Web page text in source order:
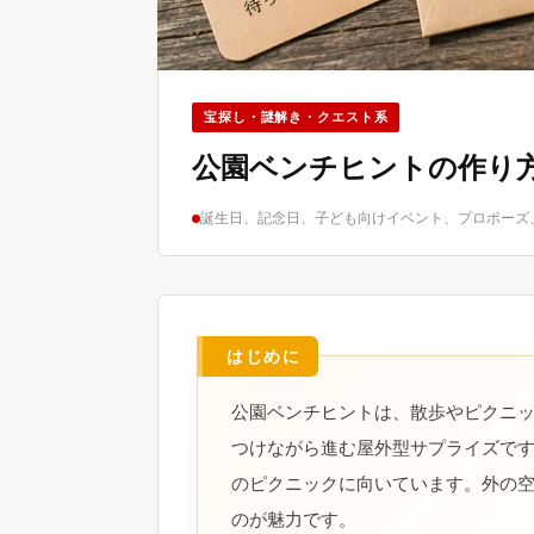
宝探し・謎解き・クエスト系
公園ベンチヒントの作り
誕生日、記念日、子ども向けイベント、プロポーズ
公園ベンチヒントは、散歩やピクニ
つけながら進む屋外型サプライズで
のピクニックに向いています。外の
のが魅力です。